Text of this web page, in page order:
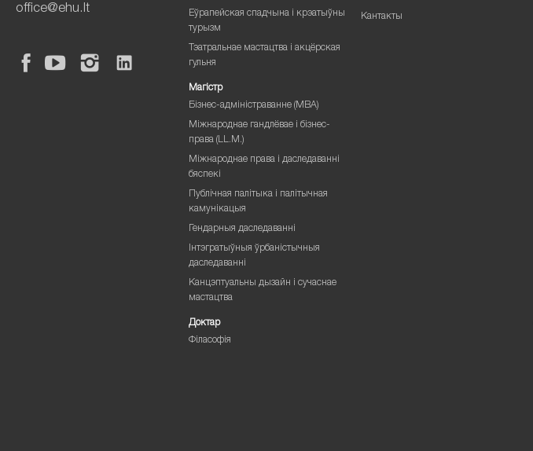
office@ehu.lt
Еўрапейская спадчына і крэатыўны
турызм
Тэатральнае мастацтва і акцёрская
гульня
Магістр
Бізнес-адміністраванне (MBA)
Міжнароднае гандлёвае і бізнес-
права (LL.M.)
Міжнароднае права і даследаванні
бяспекі
Публічная палітыка і палітычная
камунікацыя
Гендарныя даследаванні
Інтэгратыўныя ўрбаністычныя
даследаванні
Канцэптуальны дызайн і сучаснае
мастацтва
Доктар
Філасофія
Кантакты